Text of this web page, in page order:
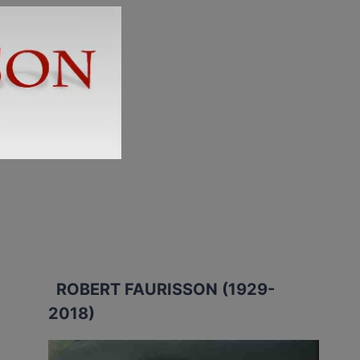
ROBERT FAURISSON (1929-
2018)